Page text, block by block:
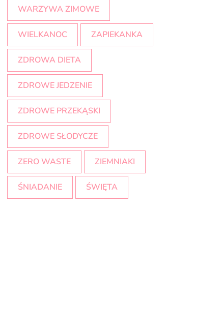
WARZYWA ZIMOWE
WIELKANOC ZAPIEKANKA
ZDROWA DIETA
ZDROWE JEDZENIE
ZDROWE PRZEKĄSKI
ZDROWE SŁODYCZE
ZERO WASTE ZIEMNIAKI
ŚNIADANIE ŚWIĘTA